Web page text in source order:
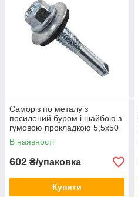
Саморіз по металу з
посилений буром і шайбою з
гумовою прокладкою 5,5х50
ЦБ 250шт\уп.
В наявності
602 ₴/упаковка
Купити